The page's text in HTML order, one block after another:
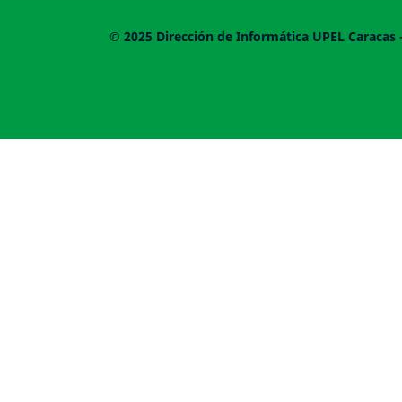
© 2025 Dirección de Informática UPEL Caracas